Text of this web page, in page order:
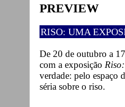
PREVIEW
RISO: UMA
De 20 de outubro a
com a exposição
verdade: pelo espaço
séria sobre o riso.